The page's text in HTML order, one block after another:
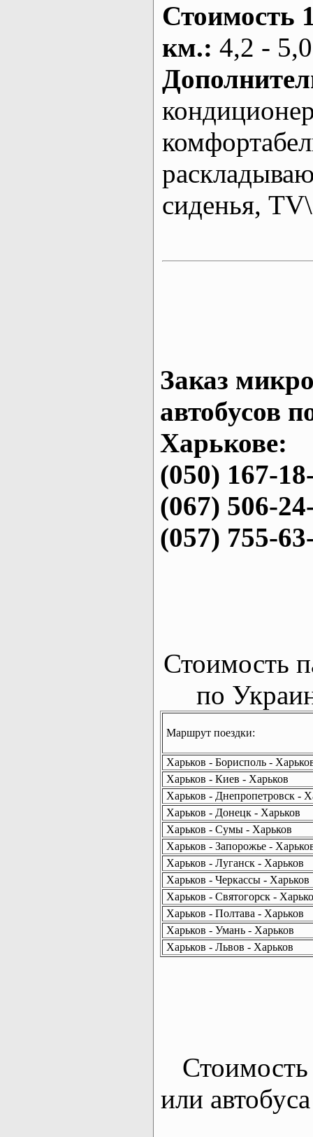
Стоимость
км.: 4,2 -
сиденья,
Заказ
автобусов
Харькове:
(050) 167-
(067) 506-
(057) 755-
Стоимость
по
Маршрут поездки:
Харьков - Борисполь -
Харьков - Киев - Харьков
Харьков - Днепропетровск -
Харьков - Донецк - Харьков
Харьков - Сумы - Харьков
Харьков - Запорожье -
Харьков - Луганск - Харьков
Харьков - Черкассы - Харьков
Харьков - Святогорск -
Харьков - Полтава - Харьков
Харьков - Умань - Харьков
Харьков - Львов - Харьков
Стоимость
или